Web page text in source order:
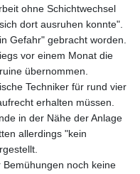
ohne Schichtwechsel
dort ausruhen konnte".
Gefahr" gebracht worden.
vor einem Monat die
übernommen.
Techniker für rund vier
erhalten müssen.
in der Nähe der Anlage
allerdings "kein
noch keine